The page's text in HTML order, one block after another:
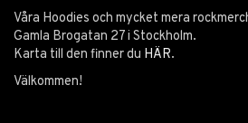
Våra Hoodies och mycket mera
Gamla Brogatan 27 i Stockholm.
Karta till den finner du HÄR.
Välkommen!